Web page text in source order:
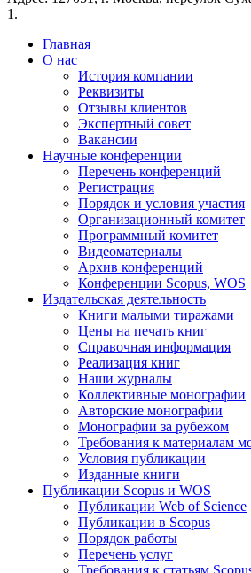
1.
Главная
О нас
История компании
Реквизиты
Отзывы клиентов
Экспертный совет
Вакансии
Научные конференции
Перечень конференций
Регистрация
Порядок и условия участия
Организационный комитет
Программный комитет
Видеоматериалы
Архив конференций
Конференции Scopus, WOS
Издательская деятельность
Книги малыми тиражами
Цены на печать книг
Справочная информация
Реализация книг
Наши журналы
Коллективные монографии
Авторские монографии
Монографии за рубежом
Требования к материалам
Условия публикации
Изданные книги
Публикации Scopus и WOS
Публикации Web of Science
Публикации в Scopus
Порядок работы
Перечень услуг
Требования к статьям